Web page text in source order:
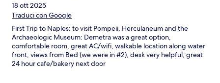
18 ott 2025
Traduci con Google
First Trip to Naples: to visit Pompeii, Herculaneum and the
Archaeologic Museum: Demetra was a great option,
comfortable room, great AC/wifi, walkable location along water
front, views from Bed (we were in #2), desk very helpful, great
24 hour cafe/bakery next door